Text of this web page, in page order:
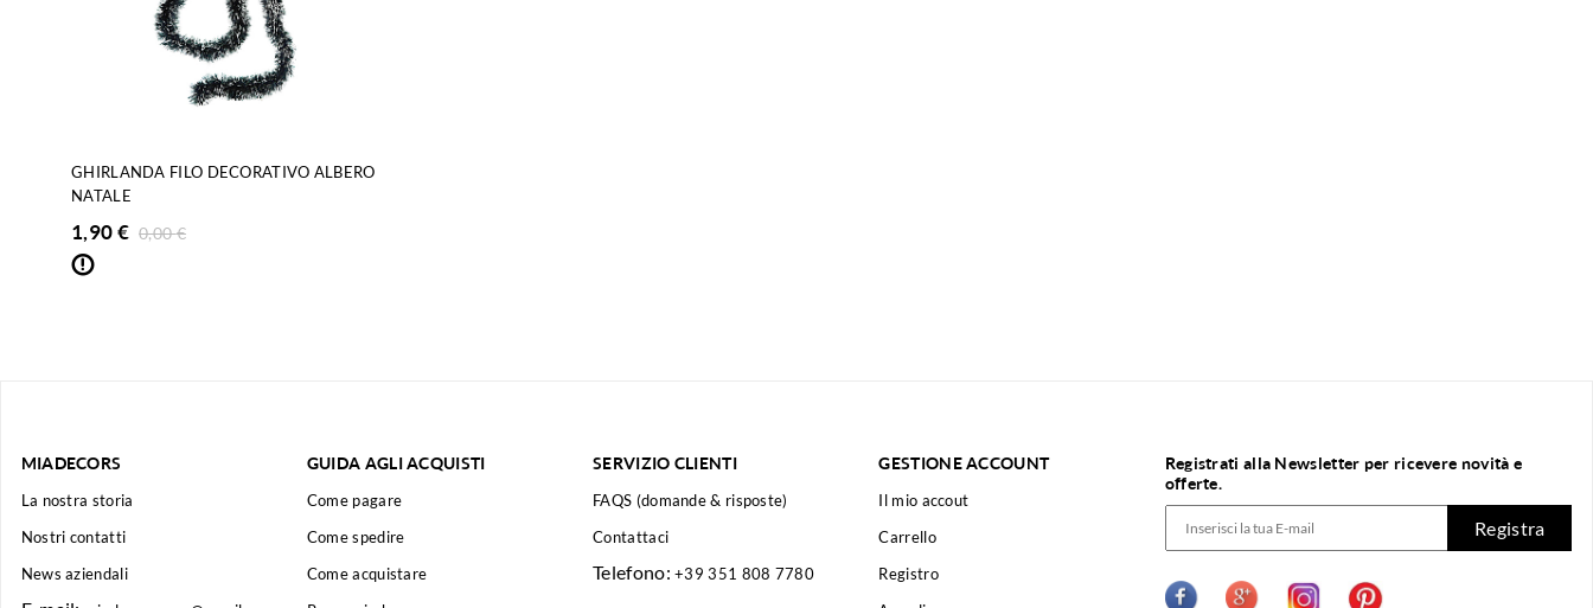
GHIRLANDA FILO DECORATIVO ALBERO
NATALE
1,90€ 0,00€
MIADECORS
La nostra storia
Nostri contatti
News aziendali
GUIDA AGLI ACQUISTI
Come pagare
Come spedire
Come acquistare
SERVIZIO CLIENTI
FAQS (domande & risposte)
Contattaci
Telefono:+39 351 808 7780
GESTIONE ACCOUNT
Il mio accout
Carrello
Registro
Registrati alla Newsletter per ricevere novità e
offerte.
Registra